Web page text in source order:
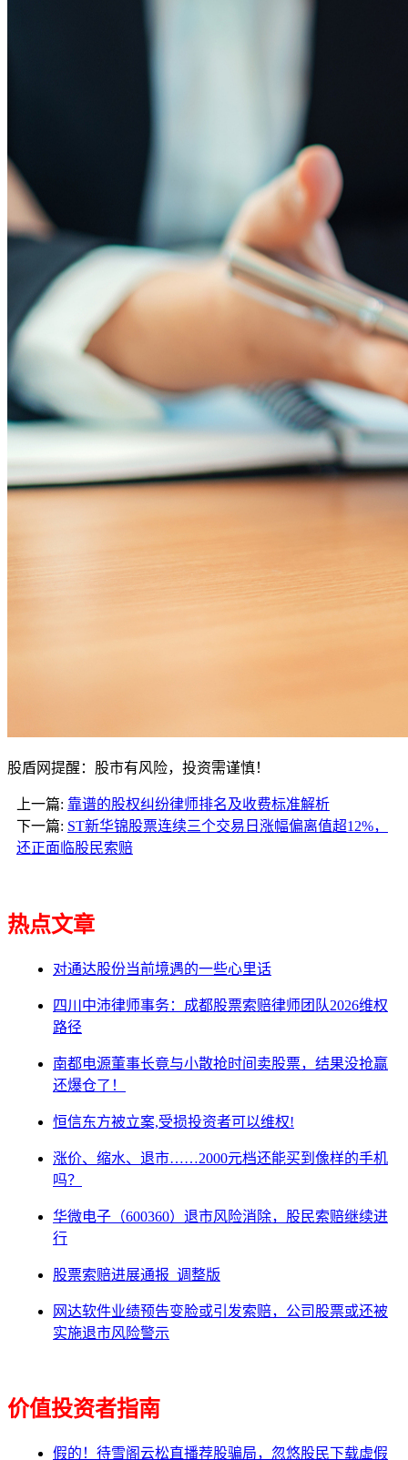
股盾网提醒：股市有风险，投资需谨慎！
上一篇: 靠谱的股权纠纷律师排名及收费标准解析
下一篇: ST新华锦股票连续三个交易日涨幅偏离值超12%，
还正面临股民索赔
热点文章
对通达股份当前境遇的一些心里话
四川中沛律师事务：成都股票索赔律师团队2026维权
路径
南都电源董事长竟与小散抢时间卖股票，结果没抢赢
还爆仓了！
恒信东方被立案,受损投资者可以维权!
涨价、缩水、退市……2000元档还能买到像样的手机
吗？
华微电子（600360）退市风险消除，股民索赔继续进
行
股票索赔进展通报_调整版
网达软件业绩预告变脸或引发索赔，公司股票或还被
实施退市风险警示
价值投资者指南
假的！待雪阁云松直播荐股骗局，忽悠股民下载虚假